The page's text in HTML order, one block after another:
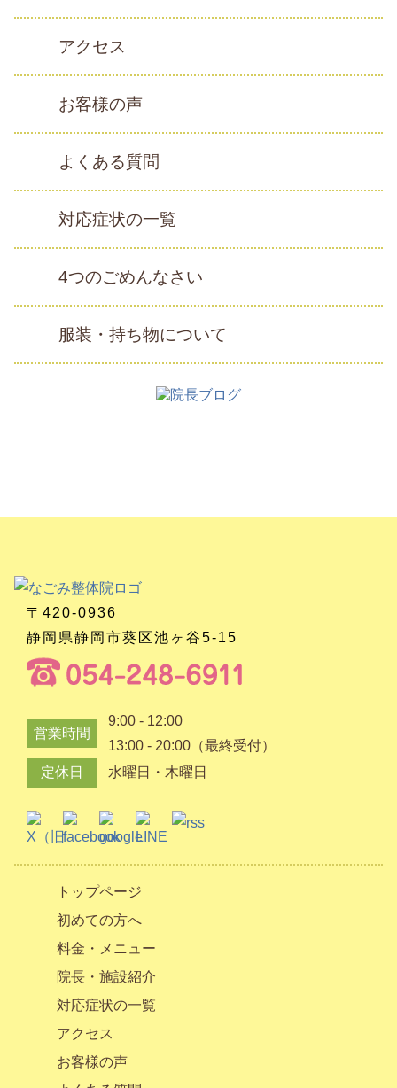
アクセス
お客様の声
よくある質問
対応症状の一覧
4つのごめんなさい
服装・持ち物について
〒420-0936
静岡県静岡市葵区池ヶ谷5-15
営業時間
9:00 - 12:00
13:00 - 20:00（最終受付）
定休日
水曜日・木曜日
トップページ
初めての方へ
料金・メニュー
院長・施設紹介
対応症状の一覧
アクセス
お客様の声